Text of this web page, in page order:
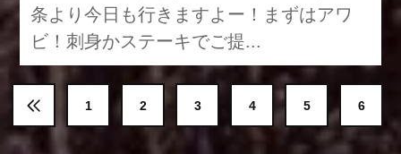
条より今日も行きますよー！まずはアワ
ビ！刺身かステーキでご提...
1 2 3 4 5 6